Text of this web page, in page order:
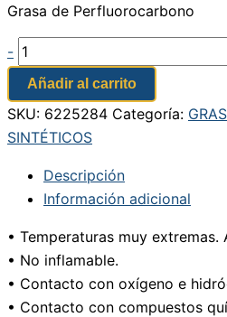
Grasa de Perfluorocarbono
-
Añadir al carrito
SKU: 6225284 Categoría:
SINTÉTICOS
Descripción
Información adicional
• Temperaturas muy
• No inflamable.
• Contacto con oxígeno e
• Contacto con compuestos